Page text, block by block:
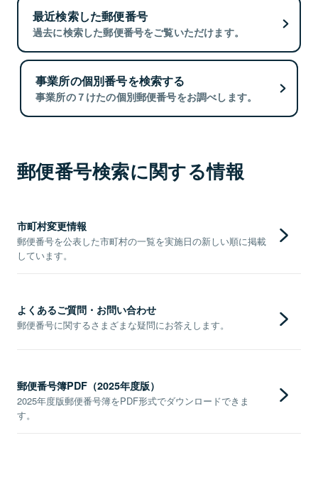
最近検索した郵便番号
過去に検索した郵便番号をご覧いただけます。
事業所の個別番号を検索する
事業所の７けたの個別郵便番号をお調べします。
郵便番号検索に関する情報
市町村変更情報
郵便番号を公表した市町村の一覧を実施日の新しい順に掲載
しています。
よくあるご質問・お問い合わせ
郵便番号に関するさまざまな疑問にお答えします。
郵便番号簿PDF（2025年度版）
2025年度版郵便番号簿をPDF形式でダウンロードできま
す。